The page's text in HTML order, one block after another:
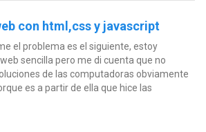
con html,css y javascript
el problema es el siguiente, estoy
sencilla pero me di cuenta que no
de las computadoras obviamente
es a partir de ella que hice las